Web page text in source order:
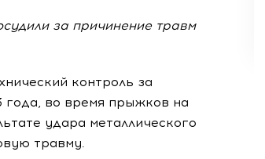
за причинение травм
контроль за
года, во время прыжков на
удара металлического
травму.